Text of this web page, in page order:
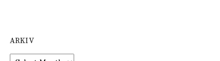
ARKIV
Arkiv